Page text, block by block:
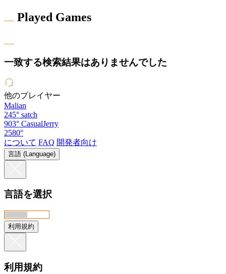
Played Games
一致する検索結果はありませんでした
他のプレイヤー
Malian
245° satch
903° CasualJerry
2580°
について FAQ 開発者向け
言語 (Language)
言語を選択
利用規約
利用規約